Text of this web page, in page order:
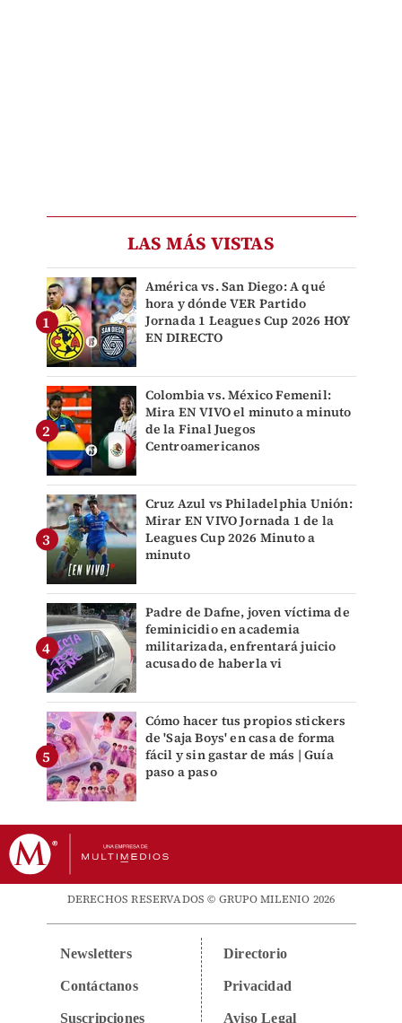
LAS MÁS VISTAS
América vs. San Diego: A qué
hora y dónde VER Partido
Jornada 1 Leagues Cup 2026 HOY
EN DIRECTO
Colombia vs. México Femenil:
Mira EN VIVO el minuto a minuto
de la Final Juegos
Centroamericanos
Cruz Azul vs Philadelphia Unión:
Mirar EN VIVO Jornada 1 de la
Leagues Cup 2026 Minuto a
minuto
Padre de Dafne, joven víctima de
feminicidio en academia
militarizada, enfrentará juicio
acusado de haberla vi
Cómo hacer tus propios stickers
de 'Saja Boys' en casa de forma
fácil y sin gastar de más | Guía
paso a paso
DERECHOS RESERVADOS © GRUPO MILENIO 2026
Newsletters
Contáctanos
Suscripciones
Directorio
Privacidad
Aviso Legal